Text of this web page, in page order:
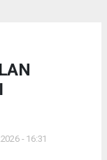
- 16:31